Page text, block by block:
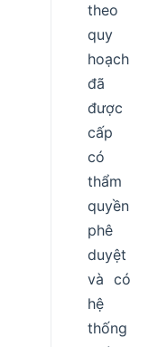
theo
quy
hoạch
đã
được
cấp
có
thẩm
quyền
phê
duyệt
và có
hệ
thống